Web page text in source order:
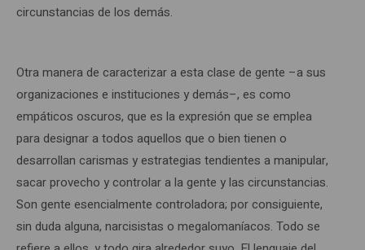
circunstancias de los demás.
Otra manera de caracterizar a esta clase de gente –a sus
organizaciones e instituciones y demás–, es como
empáticos oscuros, que es la expresión que se emplea
para designar a todos aquellos que o bien tienen o
desarrollan carismas y estrategias tendientes a manipular,
sacar provecho y controlar a la gente y las circunstancias.
Son gente esencialmente controladora; por consiguiente,
sin duda alguna, narcisistas o megalomaníacos. Todo se